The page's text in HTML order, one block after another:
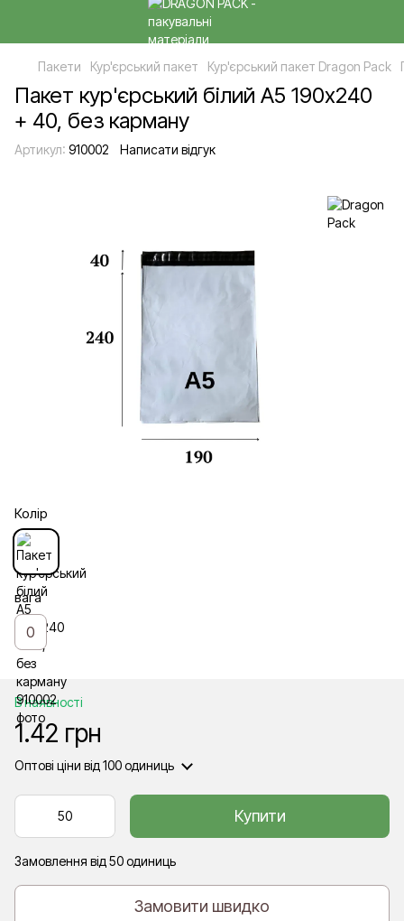
Пакети Кур'єрський пакет Кур'єрський пакет Dragon Pack
Пакет кур'єрський білий А5 190х240
+ 40, без карману
Артикул: 910002 Написати відгук
Колір
вага
0
В наявності
1.42 грн
Оптові ціни від 100 одиниць
Купити
Замовлення від 50 одиниць
Замовити швидко